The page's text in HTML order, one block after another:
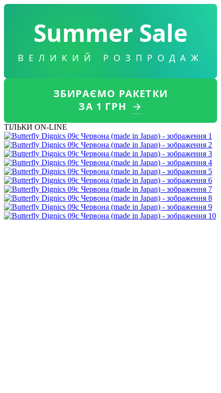
Summer Sale
ВЕЛИКИЙ РОЗПРОДАЖ
ЗБИРАЄМО РАКЕТКИ
ЗА 1 ГРН →
ТІЛЬКИ ON-LINE